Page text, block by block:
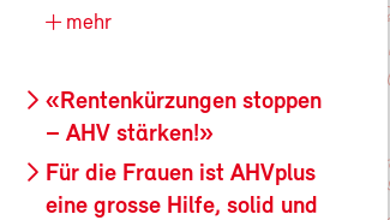
mehr
«Rentenkürzungen stoppen
– AHV stärken!»
Für die Frauen ist AHVplus
eine grosse Hilfe, solid und